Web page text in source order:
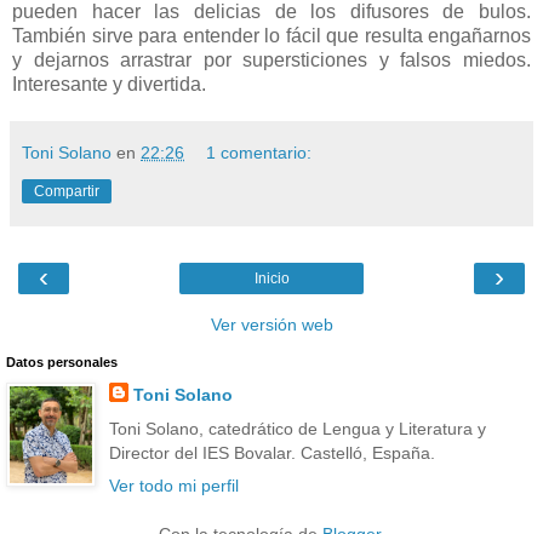
pueden hacer las delicias de los difusores de bulos.
También sirve para entender lo fácil que resulta engañarnos
y dejarnos arrastrar por supersticiones y falsos miedos.
Interesante y divertida.
Toni Solano en 22:26 1 comentario:
Compartir
‹ ›
Inicio
Ver versión web
Datos personales
Toni Solano
Toni Solano, catedrático de Lengua y Literatura y
Director del IES Bovalar. Castelló, España.
Ver todo mi perfil